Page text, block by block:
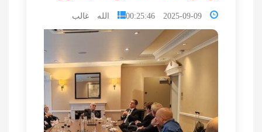
2025-09-09 00:25:46 الله غالب